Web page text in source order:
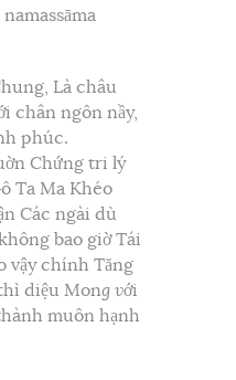
Là châu
chân ngôn nầy,
phúc.
Chứng tri lý
Ta Ma Khéo
Các ngài dù
bao giờ Tái
vậy chính Tăng
diệu Mong với
muôn hạnh